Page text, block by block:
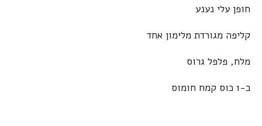
חופן עלי נענע
קליפה מגורדת מלימון אחד
מלח, פלפל גרוס
כ-1 כוס קמח חומוס